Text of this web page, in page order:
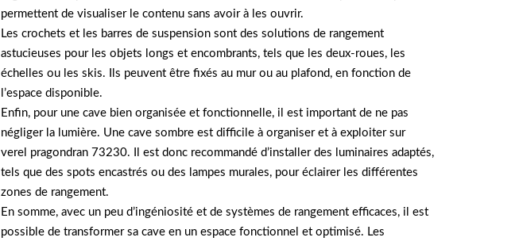
permettent de visualiser le contenu sans avoir à les ouvrir.
Les crochets et les barres de suspension sont des solutions de rangement
astucieuses pour les objets longs et encombrants, tels que les deux-roues, les
échelles ou les skis. Ils peuvent être fixés au mur ou au plafond, en fonction de
l’espace disponible.
Enfin, pour une cave bien organisée et fonctionnelle, il est important de ne pas
négliger la lumière. Une cave sombre est difficile à organiser et à exploiter sur
verel pragondran 73230. Il est donc recommandé d’installer des luminaires adaptés,
tels que des spots encastrés ou des lampes murales, pour éclairer les différentes
zones de rangement.
En somme, avec un peu d’ingéniosité et de systèmes de rangement efficaces, il est
possible de transformer sa cave en un espace fonctionnel et optimisé. Les